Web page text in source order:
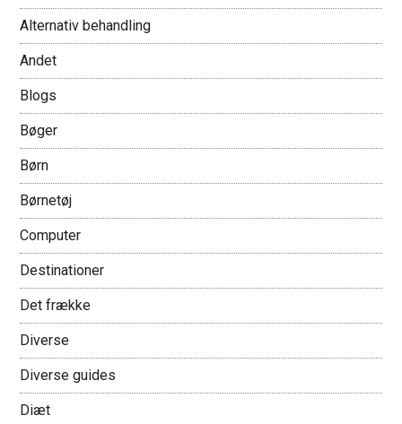
Alternativ behandling
Andet
Blogs
Bøger
Børn
Børnetøj
Computer
Destinationer
Det frække
Diverse
Diverse guides
Diæt